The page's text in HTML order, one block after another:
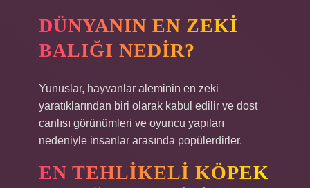
DÜNYANIN EN ZEKI
BALIĞI NEDIR?
Yunuslar, hayvanlar aleminin en zeki
yaratıklarından biri olarak kabul edilir ve dost
canlısı görünümleri ve oyuncu yapıları
nedeniyle insanlar arasında popülerdirler.
EN TEHLIKELI KÖPEK